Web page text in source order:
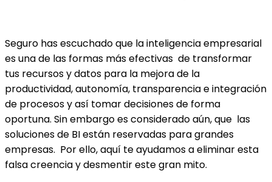
Seguro has escuchado que la inteligencia empresarial
es una de las formas más efectivas de transformar
tus recursos y datos para la mejora de la
productividad, autonomía, transparencia e integración
de procesos y así tomar decisiones de forma
oportuna. Sin embargo es considerado aún, que las
soluciones de BI están reservadas para grandes
empresas. Por ello, aquí te ayudamos a eliminar esta
falsa creencia y desmentir este gran mito.